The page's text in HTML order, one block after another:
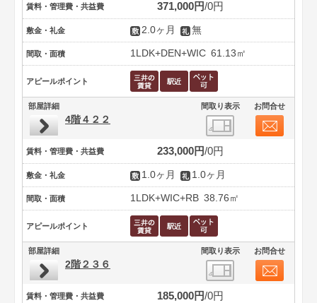
賃料・管理費・共益費 371,000円 0円
敷金・礼金 2.0ヶ月 無
間取・面積 1LDK+DEN+WIC 61.13㎡
アピールポイント
部屋詳細 間取り表示 お問合せ
4階４２２
賃料・管理費・共益費 233,000円 0円
敷金・礼金 1.0ヶ月 1.0ヶ月
間取・面積 1LDK+WIC+RB 38.76㎡
アピールポイント
部屋詳細 間取り表示 お問合せ
2階２３６
賃料・管理費・共益費 185,000円 0円